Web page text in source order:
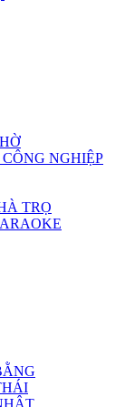
NGHIỆP
TRỌ